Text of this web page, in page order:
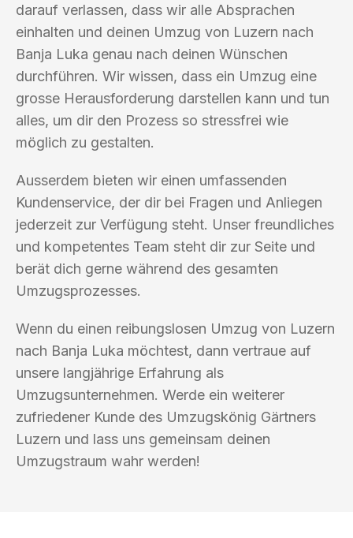
darauf verlassen, dass wir alle Absprachen
einhalten und deinen Umzug von Luzern nach
Banja Luka genau nach deinen Wünschen
durchführen. Wir wissen, dass ein Umzug eine
grosse Herausforderung darstellen kann und tun
alles, um dir den Prozess so stressfrei wie
möglich zu gestalten.
Ausserdem bieten wir einen umfassenden
Kundenservice, der dir bei Fragen und Anliegen
jederzeit zur Verfügung steht. Unser freundliches
und kompetentes Team steht dir zur Seite und
berät dich gerne während des gesamten
Umzugsprozesses.
Wenn du einen reibungslosen Umzug von Luzern
nach Banja Luka möchtest, dann vertraue auf
unsere langjährige Erfahrung als
Umzugsunternehmen. Werde ein weiterer
zufriedener Kunde des Umzugskönig Gärtners
Luzern und lass uns gemeinsam deinen
Umzugstraum wahr werden!